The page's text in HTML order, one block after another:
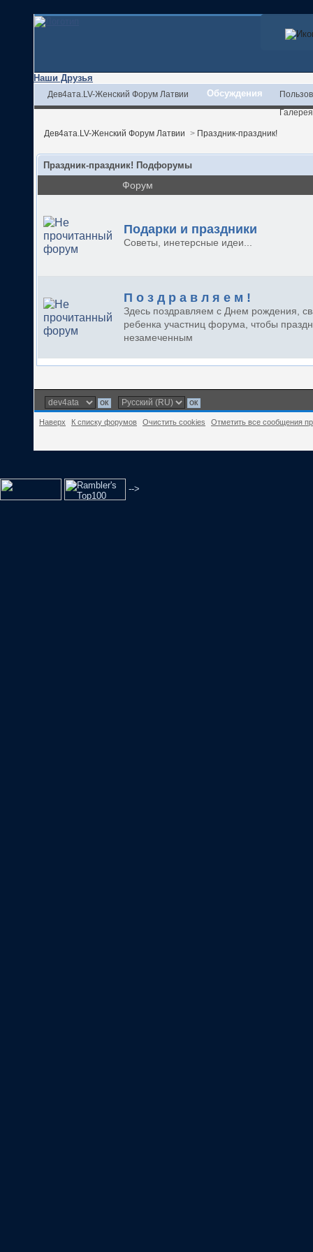
Наши Друзья
Дев4ата.LV-Женский Форум Латвии Обсуждения
Галерея
Дев4ата.LV-Женский Форум Латвии > Праздник-праздник!
Праздник-праздник! Подфорумы
Форум
Подарки и праздники
Советы, инетерсные идеи...
П о з д р а в л я е м !
Здесь поздравляем с Днем рождения,
ребенка участниц форума, чтобы
незамеченным
Наверх К списку форумов Очистить cookies Отметить все сообщения
-->